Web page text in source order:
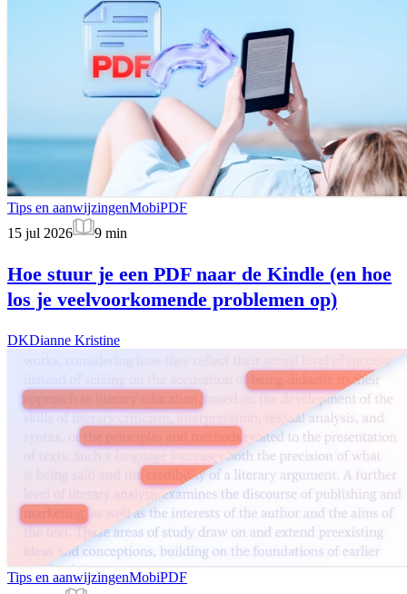
Tips en aanwijzingenMobiPDF
15 jul 2026
9 min
Hoe stuur je een PDF naar de Kindle (en hoe
los je veelvoorkomende problemen op)
DKDianne Kristine
Tips en aanwijzingenMobiPDF